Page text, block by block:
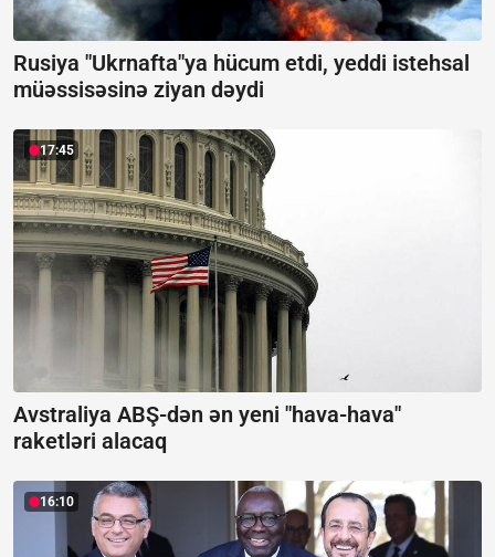
Rusiya "Ukrnafta"ya hücum etdi, yeddi istehsal
müəssisəsinə ziyan dəydi
17:45
Avstraliya ABŞ-dən ən yeni "hava-hava"
raketləri alacaq
16:10